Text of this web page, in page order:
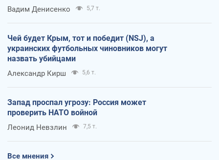
Вадим Денисенко 5,7 т.
Чей будет Крым, тот и победит (NSJ), а
украинских футбольных чиновников могут
назвать убийцами
Александр Кирш 5,6 т.
Запад проспал угрозу: Россия может
проверить НАТО войной
Леонид Невзлин 7,5 т.
Все мнения